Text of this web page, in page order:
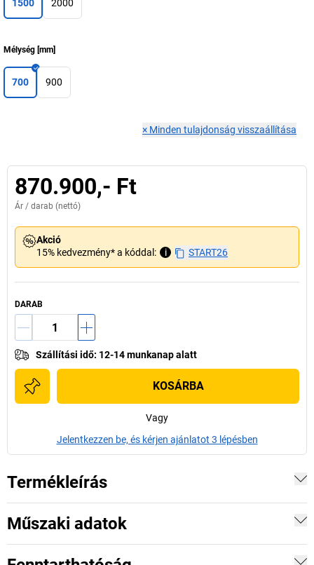
1500 2000
Mélység [mm]
700 900
× Minden tulajdonság visszaállítása
870.900,- Ft
Ár / darab (nettó)
Akció
15% kedvezmény* a kóddal:
i START26
DARAB
Szállítási idő: 12-14 munkanap alatt
KOSÁRBA
Vagy
Jelentkezzen be, és kérjen ajánlatot 3 lépésben
Termékleírás
Műszaki adatok